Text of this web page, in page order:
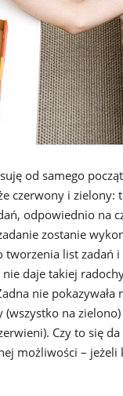
od samego
czerwony i zielony:
odpowiednio na
zostanie
list zadań
daje takiej
nie
(wszystko na
Czy to się
możliwości –